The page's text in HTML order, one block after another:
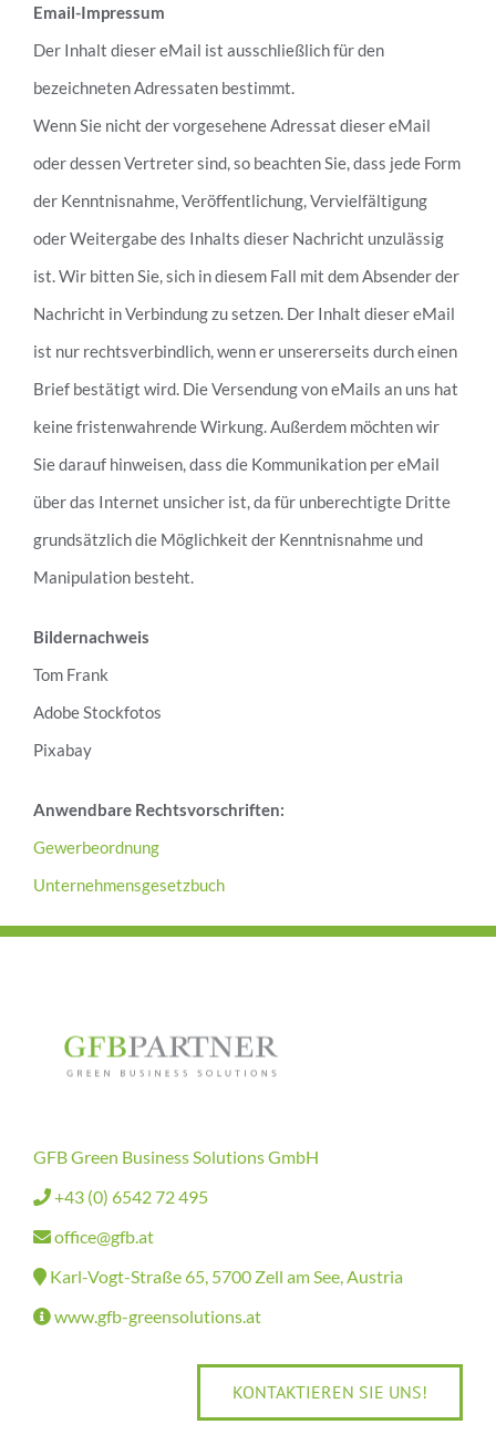
Email-Impressum
Der Inhalt dieser eMail ist ausschließlich für den
bezeichneten Adressaten bestimmt.
Wenn Sie nicht der vorgesehene Adressat dieser eMail
oder dessen Vertreter sind, so beachten Sie, dass jede Form
der Kenntnisnahme, Veröffentlichung, Vervielfältigung
oder Weitergabe des Inhalts dieser Nachricht unzulässig
ist. Wir bitten Sie, sich in diesem Fall mit dem Absender der
Nachricht in Verbindung zu setzen. Der Inhalt dieser eMail
ist nur rechtsverbindlich, wenn er unsererseits durch einen
Brief bestätigt wird. Die Versendung von eMails an uns hat
keine fristenwahrende Wirkung. Außerdem möchten wir
Sie darauf hinweisen, dass die Kommunikation per eMail
über das Internet unsicher ist, da für unberechtigte Dritte
grundsätzlich die Möglichkeit der Kenntnisnahme und
Manipulation besteht.
Bildernachweis
Tom Frank
Adobe Stockfotos
Pixabay
Anwendbare Rechtsvorschriften:
Gewerbeordnung
Unternehmensgesetzbuch
GFB Green Business Solutions GmbH
+43 (0) 6542 72 495
office@gfb.at
Karl-Vogt-Straße 65, 5700 Zell am See, Austria
www.gfb-greensolutions.at
KONTAKTIEREN SIE UNS!